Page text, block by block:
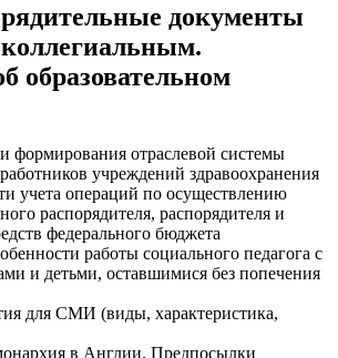
документы
образовательном
формирования отраслевой системы
учреждений здравоохранения
учета операций по осуществлению
распорядителя, распорядителя и
федерального бюджета
работы социального педагога с
и детьми, оставшимися без попечения
для СМИ (виды, характеристика,
в Англии. Предпосылки